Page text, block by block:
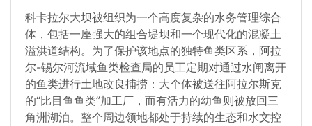
科卡拉尔大坝被组织为一个高度复杂的水务管理综合
体，包括一座强大的组合堤坝和一个现代化的混凝土
溢洪道结构。为了保护该地点的独特鱼类区系，阿拉
尔-锡尔河流域鱼类检查局的员工定期对通过水闸离开
的鱼类进行土地改良捕捞：大个体被送往阿拉尔斯克
的“比目鱼鱼类”加工厂，而有活力的幼鱼则被放回三
角洲湖泊。整个周边领地都处于持续的生态和水文控